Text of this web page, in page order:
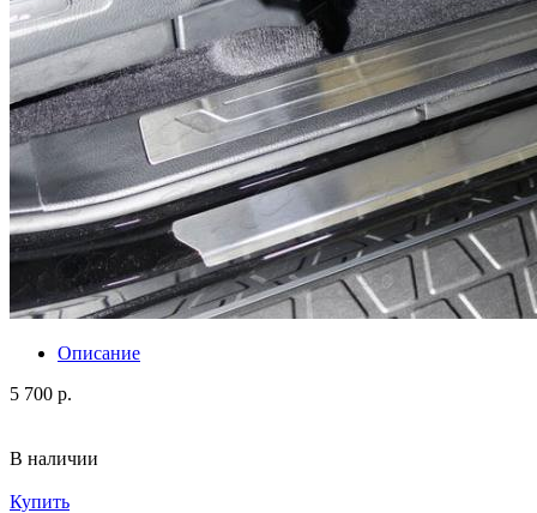
Описание
5 700 р.
В наличии
Купить